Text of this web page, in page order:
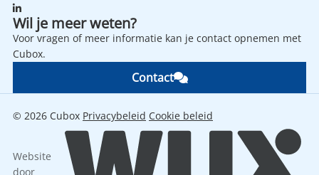
Wil je meer weten?
Voor vragen of meer informatie kan je contact opnemen met
Cubox.
Contact
© 2026 Cubox Privacybeleid Cookie beleid
Website
door